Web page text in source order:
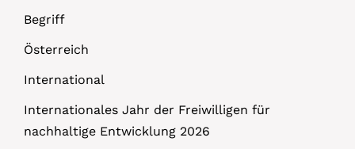
Begriff
Österreich
International
Internationales Jahr der Freiwilligen für
nachhaltige Entwicklung 2026